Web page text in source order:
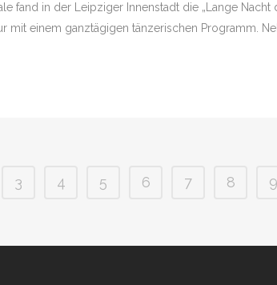
fand in der Leipziger Innenstadt die „Lange
einem ganztägigen tänzerischen Programm.
3 4 5 6 7 8 9